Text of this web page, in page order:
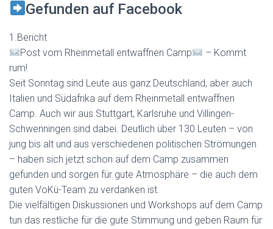
Gefunden auf Facebook
1.Bericht
Post vom Rheinmetall entwaffnen Camp
– Kommt
rum!
Seit Sonntag sind Leute aus ganz Deutschland, aber auch
Italien und Südafrika auf dem Rheinmetall entwaffnen
Camp. Auch wir aus Stuttgart, Karlsruhe und Villingen-
Schwenningen sind dabei. Deutlich über 130 Leuten – von
jung bis alt und aus verschiedenen politischen Strömungen
– haben sich jetzt schon auf dem Camp zusammen
gefunden und sorgen für gute Atmosphäre – die auch dem
guten VoKü-Team zu verdanken ist.
Die vielfältigen Diskussionen und Workshops auf dem Camp
tun das restliche für die gute Stimmung und geben Raum für